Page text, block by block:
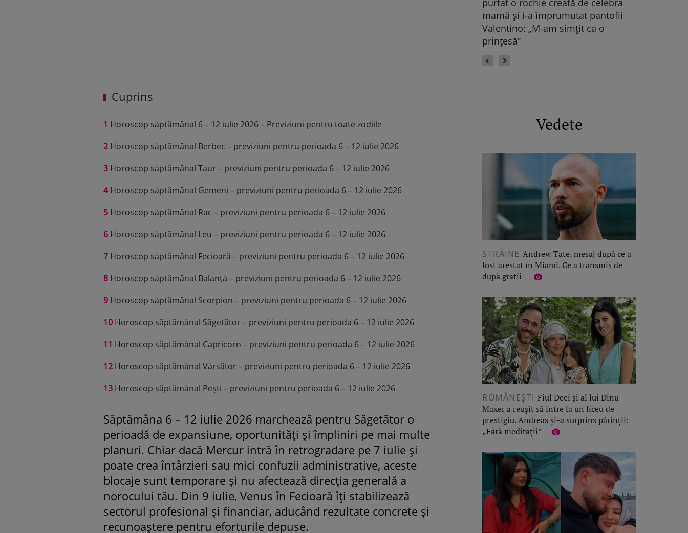
Cuprins
1 Horoscop săptămânal 6 – 12 iulie 2026 – Previziuni pentru toate zodiile
2 Horoscop săptămânal Berbec – previziuni pentru perioada 6 – 12 iulie 2026
3 Horoscop săptămânal Taur – previziuni pentru perioada 6 – 12 iulie 2026
4Horoscop săptămânal Gemeni – previziuni pentru perioada 6 – 12 iulie 2026
5 Horoscop săptămânal Rac – previziuni pentru perioada 6 – 12 iulie 2026
6 Horoscop săptămânal Leu – previziuni pentru perioada 6 – 12 iulie 2026
7 Horoscop săptămânal Fecioară – previziuni pentru perioada 6 – 12 iulie 2026
8 Horoscop săptămânal Balanță – previziuni pentru perioada 6 – 12 iulie 2026
9 Horoscop săptămânal Scorpion – previziuni pentru perioada 6 – 12 iulie 2026
10 Horoscop săptămânal Săgetător – previziuni pentru perioada 6 – 12 iulie 2026
11 Horoscop săptămânal Capricorn – previziuni pentru perioada 6 – 12 iulie 2026
12 Horoscop săptămânal Vărsător – previziuni pentru perioada 6 – 12 iulie 2026
13 Horoscop săptămânal Pești – previziuni pentru perioada 6 – 12 iulie 2026
Săptămâna 6 – 12 iulie 2026 marchează pentru Săgetător o
perioadă de expansiune, oportunități și împliniri pe mai multe
planuri. Chiar dacă Mercur intră în retrogradare pe 7 iulie și
poate crea întârzieri sau mici confuzii administrative, aceste
blocaje sunt temporare și nu afectează direcția generală a
norocului tău. Din 9 iulie, Venus în Fecioară îți stabilizează
sectorul profesional și financiar, aducând rezultate concrete și
recunoaștere pentru eforturile depuse.
Vedete
STRĂINE Andrew Tate, mesaj după ce a
fost arestat în Miami. Ce a transmis de
după gratii
ROMÂNEŞTI Fiul Deei și al lui Dinu
Maxer a reușit să intre la un liceu de
prestigiu. Andreas și-a surprins părinții:
„Fără meditații”